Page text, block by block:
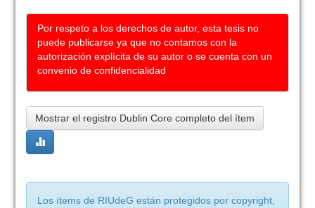
Por respeto a los derechos de autor, esta tesis no
puede publicarse ya que no contamos con la
autorización explícita de su autor o se cuenta con un
convenio de confidencialidad
Mostrar el registro Dublin Core completo del ítem
Los ítems de RIUdeG están protegidos por copyright,